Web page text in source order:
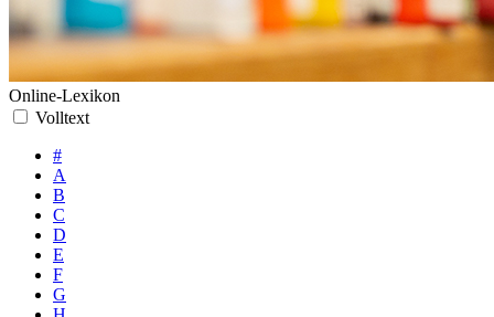
Online-Lexikon
Volltext
#
A
B
C
D
E
F
G